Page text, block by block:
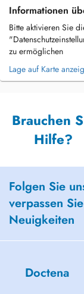
Informationen
Bitte aktivieren Sie
zu ermöglichen
Lage auf Karte
Brauchen
Hilfe?
Folgen Sie
verpassen
Neuigkeiten
Doctena